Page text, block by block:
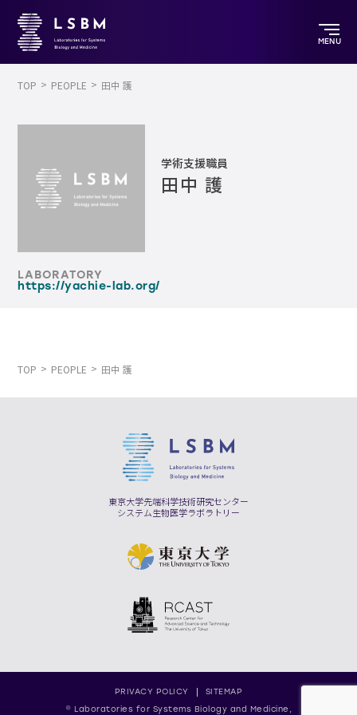
MENU
TOP PEOPLE 田中 護
学術支援職員
田中 護
LABORATORY
https://yachie-lab.org/
TOP PEOPLE 田中 護
東京大学先端科学技術研究センター
システム生物医学ラボラトリー
PRIVACY POLICY
SITEMAP
© Laboratories for Systems Biology and Medicine,